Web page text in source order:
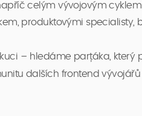
celým vývojovým
produktovými specialisty,
– hledáme parťáka,
dalších frontend